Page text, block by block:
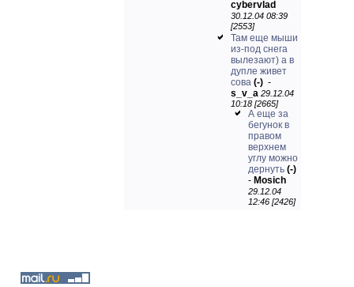
cybervlad
30.12.04 08:39
[2553]
Там еще мыши
из-под снега
вылезают) а в
дупле живет
сова (-) -
s_v_a 29.12.04
10:18 [2665]
А еще за
бегунок в
правом
верхнем
углу можно
дернуть (-)
- Mosich
29.12.04
12:46 [2426]